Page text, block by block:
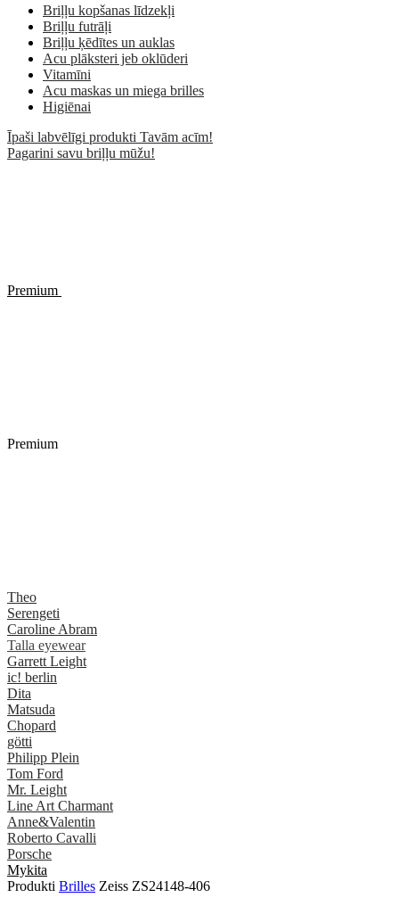
Briļļu kopšanas līdzekļi
Briļļu futrāļi
Briļļu ķēdītes un auklas
Acu plāksteri jeb oklūderi
Vitamīni
Acu maskas un miega brilles
Higiēnai
Īpaši labvēlīgi produkti Tavām acīm!
Pagarini savu briļļu mūžu!
Premium
Premium
Theo
Serengeti
Caroline Abram
Talla eyewear
Garrett Leight
ic! berlin
Dita
Matsuda
Chopard
götti
Philipp Plein
Tom Ford
Mr. Leight
Line Art Charmant
Anne&Valentin
Roberto Cavalli
Porsche
Mykita
Produkti Brilles Zeiss ZS24148-406